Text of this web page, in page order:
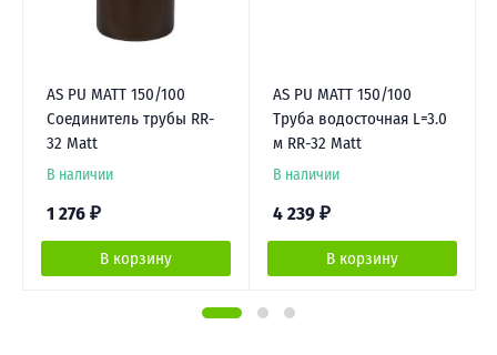
AS PU MATT 150/100
Соединитель трубы RR-
32 Matt
В наличии
1 276 ₽
В корзину
AS PU MATT 150/100
Труба водосточная L=3.0
м RR-32 Matt
В наличии
4 239 ₽
В корзину